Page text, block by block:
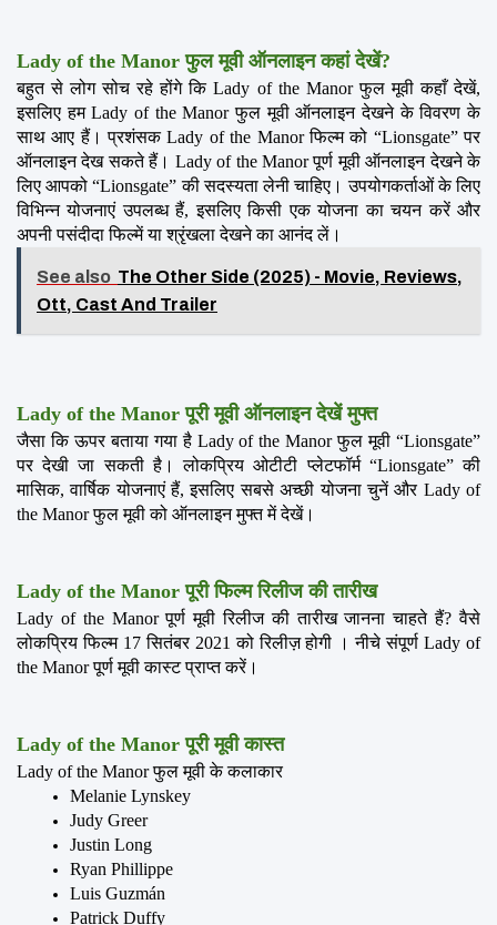
Lady of the Manor फुल मूवी ऑनलाइन कहां देखें?
बहुत से लोग सोच रहे होंगे कि Lady of the Manor फुल मूवी कहाँ देखें,
इसलिए हम Lady of the Manor फुल मूवी ऑनलाइन देखने के विवरण के
साथ आए हैं। प्रशंसक Lady of the Manor फिल्म को “Lionsgate” पर
ऑनलाइन देख सकते हैं। Lady of the Manor पूर्ण मूवी ऑनलाइन देखने के
लिए आपको “Lionsgate” की सदस्यता लेनी चाहिए। उपयोगकर्ताओं के लिए
विभिन्न योजनाएं उपलब्ध हैं, इसलिए किसी एक योजना का चयन करें और
अपनी पसंदीदा फिल्में या श्रृंखला देखने का आनंद लें।
See also The Other Side (2025) - Movie, Reviews,
Ott, Cast And Trailer
Lady of the Manor पूरी मूवी ऑनलाइन देखें मुफ्त
जैसा कि ऊपर बताया गया है Lady of the Manor फुल मूवी “Lionsgate”
पर देखी जा सकती है। लोकप्रिय ओटीटी प्लेटफॉर्म “Lionsgate” की
मासिक, वार्षिक योजनाएं हैं, इसलिए सबसे अच्छी योजना चुनें और Lady of
the Manor फुल मूवी को ऑनलाइन मुफ्त में देखें।
Lady of the Manor पूरी फिल्म रिलीज की तारीख
Lady of the Manor पूर्ण मूवी रिलीज की तारीख जानना चाहते हैं? वैसे
लोकप्रिय फिल्म 17 सितंबर 2021 को रिलीज़ होगी । नीचे संपूर्ण Lady of
the Manor पूर्ण मूवी कास्ट प्राप्त करें।
Lady of the Manor पूरी मूवी कास्त
Lady of the Manor फुल मूवी के कलाकार
Melanie Lynskey
Judy Greer
Justin Long
Ryan Phillippe
Luis Guzmán
Patrick Duffy